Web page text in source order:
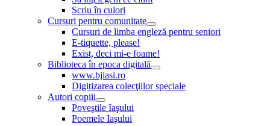
Scriu în culori
Cursuri pentru comunitate
Cursuri de limba engleză pentru seniori
E-tiquette, please!
Exist, deci mi-e foame!
Biblioteca în epoca digitală
www.bjiasi.ro
Digitizarea colecţiilor speciale
Autori copiii
Poveştile Iaşului
Poemele Iaşului